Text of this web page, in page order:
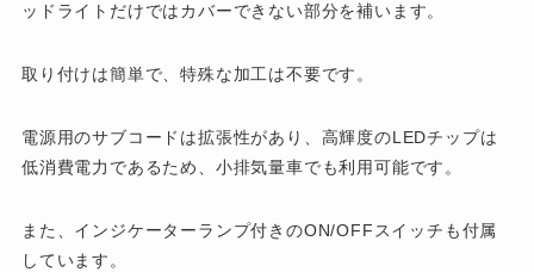
ッドライトだけではカバーできない部分を補います。
取り付けは簡単で、特殊な加工は不要です。
電源用のサブコードは拡張性があり、高輝度のLEDチップは
低消費電力であるため、小排気量車でも利用可能です。
また、インジケーターランプ付きのON/OFFスイッチも付属
しています。